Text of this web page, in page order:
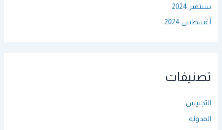
سبتمبر 2024
أغسطس 2024
تصنيفات
التجنيس
المدونة